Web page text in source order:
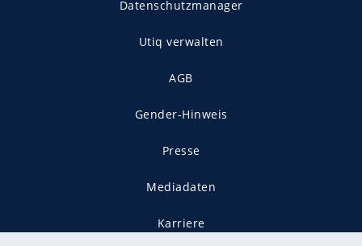
Datenschutzmanager
Utiq verwalten
AGB
Gender-Hinweis
Presse
Mediadaten
Karriere